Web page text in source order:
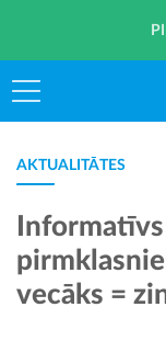
AKTUALITĀTES
vecāks =